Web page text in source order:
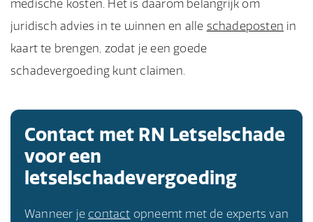
medische kosten. Het is daarom belangrijk om
juridisch advies in te winnen en alle schadeposten in
kaart te brengen, zodat je een goede
schadevergoeding kunt claimen.
Contact met RN Letselschade
voor een
letselschadevergoeding
Wanneer je contact opneemt met de experts van